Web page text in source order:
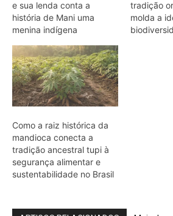
ARTIGOS RELACIONADOS Mais do
Araponga combina
adaptada e canto
alcançar a fêmea na
Curicaca enfia o
mole e encontra
campos úmidos
Jacaré-açu usa
vascularizados do
Amazônia